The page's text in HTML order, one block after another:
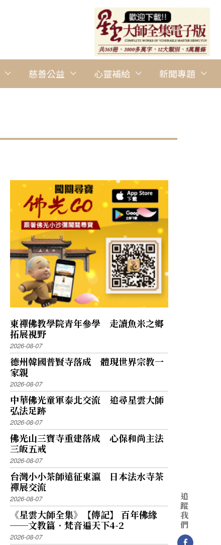
慈善公益 心靈補給 新聞專題
圖說：學員專注當下，繪畫麻雀漸進佳境。 人間社記者周冠球攝
東禪佛教學院青年參學 走讀魚米之鄉
拓展視野
2026-08-07
德州韓國普賢寺落成 體現世界宗教一
家親
2026-08-07
中華佛光童軍泰北交流 追尋星雲大師
弘法足跡
2026-08-07
佛光山三寶寺重建落成 心保和尚主法
三皈五戒
2026-08-07
台灣小小茶師遠征東瀛 日本法水寺茶
禪展交流
2026-08-07
《星雲大師全集》【傳記】 百年佛緣
──文教篇．梵音遍天下4-2
2026-08-07
追
蹤
我
們